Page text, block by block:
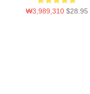
₩3,989,310 $28.95